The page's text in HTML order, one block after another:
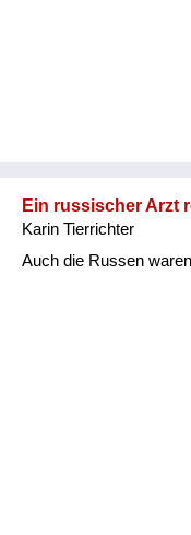
Ein russischer Arzt
Karin Tierrichter
Auch die Russen